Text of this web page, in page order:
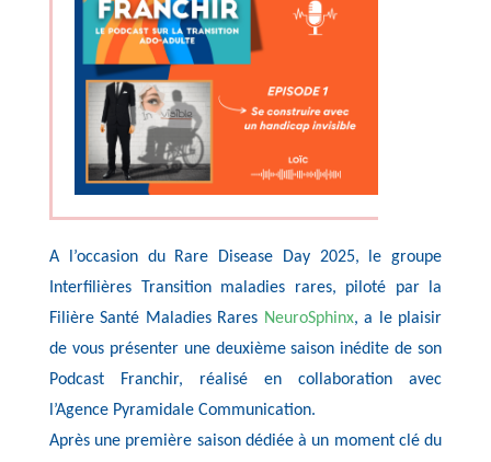
A l’occasion du Rare Disease Day 2025, le groupe
Interfilières Transition maladies rares, piloté par la
Filière Santé Maladies Rares NeuroSphinx, a le plaisir
de vous présenter une deuxième saison inédite de son
Podcast Franchir, réalisé en collaboration avec
l’Agence Pyramidale Communication.
Après une première saison dédiée à un moment clé du